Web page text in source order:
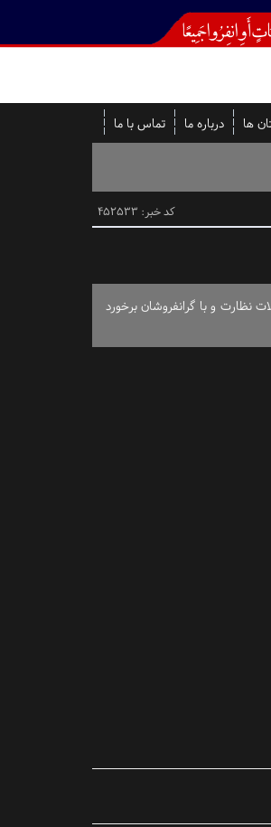
ها درباره ما تماس با ما
کد خبر: 452533
نظارت و با گرانفروشان برخورد